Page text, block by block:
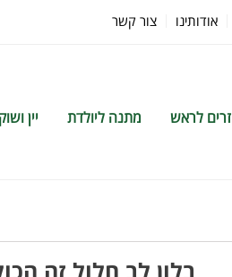
אודותינו צור קשר
זרים לראש מתנה ליולדת יין
בלון לב חלול זה